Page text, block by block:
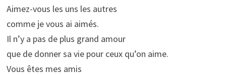
Aimez-vous les uns les autres
comme je vous ai aimés.
Il n’y a pas de plus grand amour
que de donner sa vie pour ceux qu’on aime.
Vous êtes mes amis